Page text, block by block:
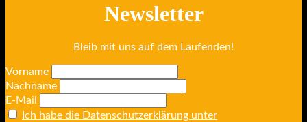
Newsletter
Bleib mit uns auf dem Laufenden!
Vorname
Nachname
E-Mail
Ich habe die Datenschutzerklärung unter